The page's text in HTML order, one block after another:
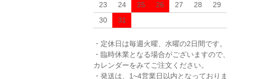
23
24 25 26 27 28
29
30
31
・定休日は毎週火曜、水曜の2日間です。
・臨時休業となる場合がございますので、
カレンダーをみてご注文ください。
・発送は、1~4営業日以内となっておりま